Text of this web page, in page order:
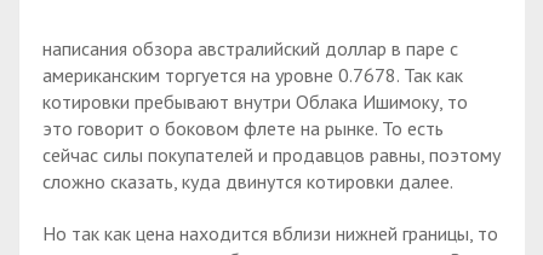
написания обзора австралийский доллар в паре с
американским торгуется на уровне 0.7678. Так как
котировки пребывают внутри Облака Ишимоку, то
это говорит о боковом флете на рынке. То есть
сейчас силы покупателей и продавцов равны, поэтому
сложно сказать, куда двинутся котировки далее.
Но так как цена находится вблизи нижней границы, то